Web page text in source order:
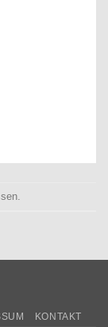
KONTAKT